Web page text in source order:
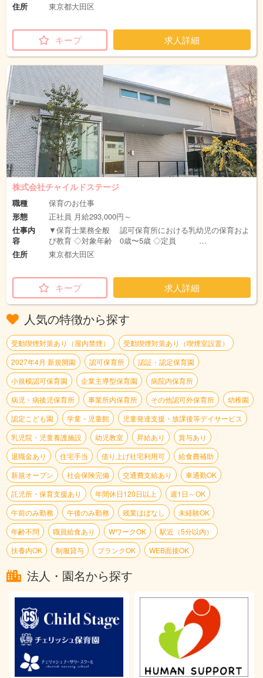
住所
東京都大田区
キープ 求人詳細
株式会社チャイルドステージ
職種
保育のお仕事
形態
正社員 月給293,000円～
仕事内
容
▼保育士業務全般 認可保育所における乳幼児の保育およ
び教育 ◇対象年齢 0歳〜5歳 ◇定員 …
住所
東京都大田区
キープ 求人詳細
人気の特徴から探す
受動喫煙対策あり（屋内禁煙）
受動喫煙対策あり（喫煙室設置）
2027年4月 新規開園
認可保育所
認証・認定保育園
小規模認可保育園
企業主導型保育園
病院内保育所
病児・病後児保育所
事業所内保育所 その他認可外保育所
幼稚園
認定こども園
学童・児童館
児童発達支援・放課後等デイサービス
乳児院・児童養護施設
幼児教室 昇給あり
賞与あり
退職金あり
住宅手当 借り上げ社宅利用可
給食費補助
新規オープン
社会保険完備 交通費支給あり
車通勤OK
託児所・保育支援あり
年間休日120日以上
週1日～OK
午前のみ勤務
午後のみ勤務 残業ほぼなし
未経験OK
年齢不問
職員給食あり WワークOK
駅近（5分以内）
扶養内OK
制服貸与 ブランクOK WEB面接OK
法人・園名から探す